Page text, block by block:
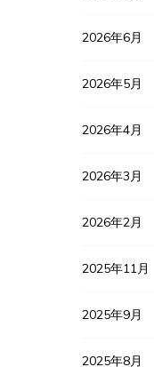
2026年6月
2026年5月
2026年4月
2026年3月
2026年2月
2025年11月
2025年9月
2025年8月